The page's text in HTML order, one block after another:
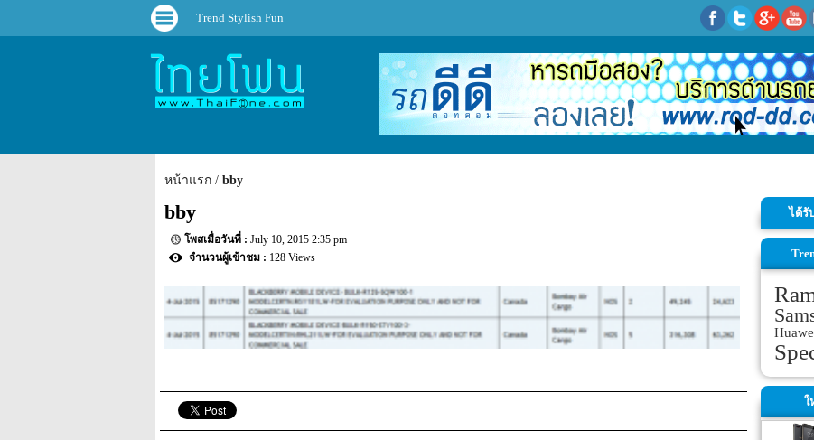
Trend Stylish Fun
หน้าแรก bby
bby
July 10, 2015 2:35 pm
128 Views
ได้รั
ใ